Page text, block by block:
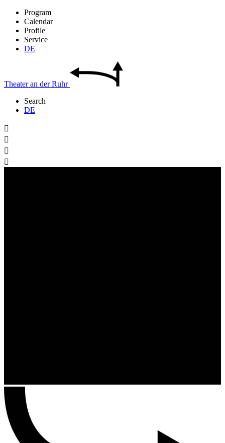
Program
Calendar
Profile
Service
DE
Theateran derRuhr
Search
DE



